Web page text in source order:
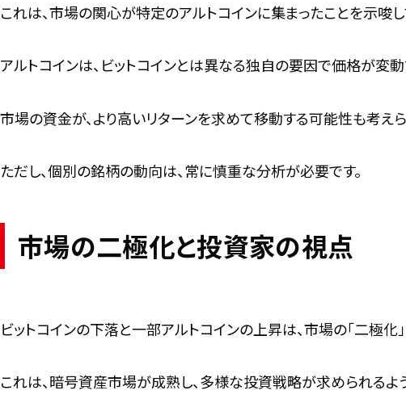
これは、市場の関心が特定のアルトコインに集まったことを示唆し
アルトコインは、ビットコインとは異なる独自の要因で価格が変動
市場の資金が、より高いリターンを求めて移動する可能性も考えら
ただし、個別の銘柄の動向は、常に慎重な分析が必要です。
市場の二極化と投資家の視点
ビットコインの下落と一部アルトコインの上昇は、市場の「二極化
これは、暗号資産市場が成熟し、多様な投資戦略が求められるよ